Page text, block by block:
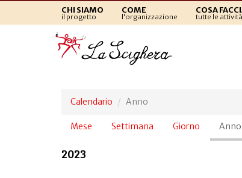
CHI SIAMO
il progetto
COME
l'organizzazione
COSA
tutte le attività
Calendario Anno
Schede
Mese Settimana Giorno Anno
2023